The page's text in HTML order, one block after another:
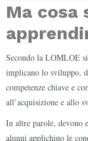
Ma cosa
Secondo la LOMLOE
implicano lo sviluppo,
competenze chiave e
all’acquisizione e allo
In altre parole, devono
alunni applichino le